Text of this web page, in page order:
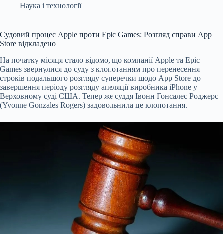
Наука і технології
Судовий процес Apple проти Epic Games: Розгляд справи App
Store відкладено
На початку місяця стало відомо, що компанії Apple та Epic
Games звернулися до суду з клопотанням про перенесення
строків подальшого розгляду суперечки щодо App Store до
завершення періоду розгляду апеляції виробника iPhone у
Верховному суді США. Тепер же суддя Івонн Гонсалес Роджерс
(Yvonne Gonzales Rogers) задовольнила це клопотання.